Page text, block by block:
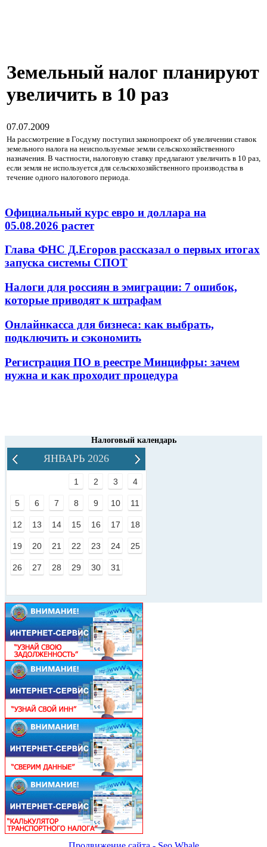
Земельный налог планируют
увеличить в 10 раз
07.07.2009
На рассмотрение в Госдуму поступил законопроект об увеличении ставок
земельного налога на неиспользуемые земли сельскохозяйственного
назначения. В частности, налоговую ставку предлагают увеличить в 10 раз,
если земля не используется для сельскохозяйственного производства в
течение одного налогового периода.
Официальный курс евро и доллара на
05.08.2026 растет
Глава ФНС Д.Егоров рассказал о первых итогах
запуска системы СПОТ
Налоги для россиян в эмиграции: 7 ошибок,
которые приводят к штрафам
Онлайнкасса для бизнеса: как выбрать,
подключить и сэкономить
Регистрация ПО в реестре Минцифры: зачем
нужна и как проходит процедура
Налоговый календарь
ЯНВАРЬ 2026
1 2 3 4
5 6 7 8 9 10 11
12 13 14 15 16 17 18
19 20 21 22 23 24 25
26 27 28 29 30 31